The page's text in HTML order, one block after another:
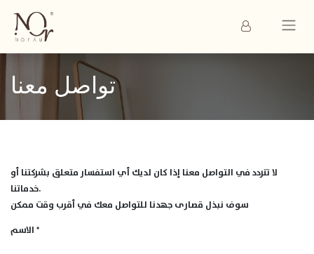
تواصل معنا
لا تتردد في التواصل معنا إذا كان لديك أي استفسار متعلق بشركتنا أو
خدماتنا.
سوف نبذل قصارى جهدنا للتواصل معك في أقرب وقت ممكن
الاسم *